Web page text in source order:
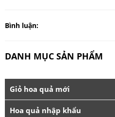
Bình luận:
DANH MỤC SẢN PHẨM
Giỏ hoa quả mới
Hoa quả nhập khẩu